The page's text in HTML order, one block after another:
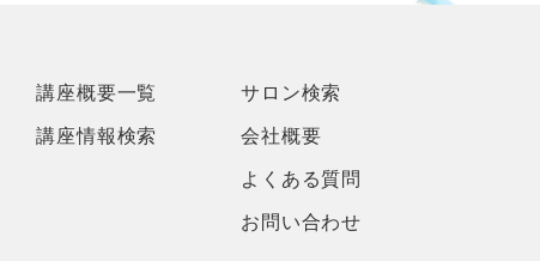
講座概要一覧
講座情報検索
サロン検索
会社概要
よくある質問
お問い合わせ